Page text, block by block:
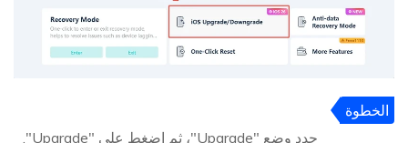
الخطوة
حدد وضع "Upgrade"، ثم اضغط على "Upgrade".